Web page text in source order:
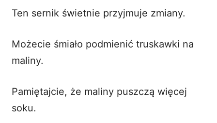
Ten sernik świetnie przyjmuje zmiany.
Możecie śmiało podmienić truskawki na
maliny.
Pamiętajcie, że maliny puszczą więcej
soku.